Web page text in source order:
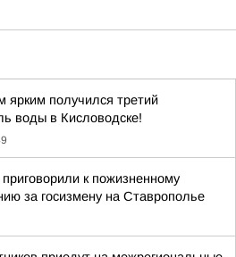
ярким получился третий
воды в Кисловодске!
к пожизненному
за госизмену на Ставрополье